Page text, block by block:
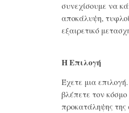
συνεχίσουμε να
αποκάλυψη,
εξαιρετικό
Η Επιλογή
Έχετε μια
βλέπετε τον
προκατάληψης της